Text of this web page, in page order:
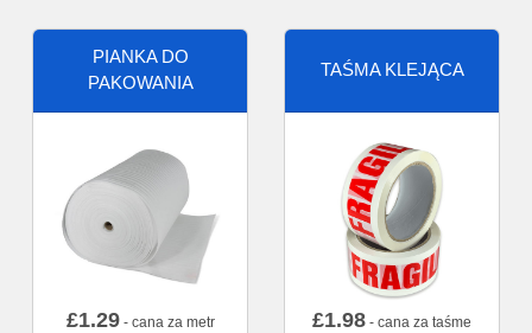
PIANKA DO
PAKOWANIA
£1.29- cana za metr
TAŚMA KLEJĄCA
£1.98 - cana za taśme